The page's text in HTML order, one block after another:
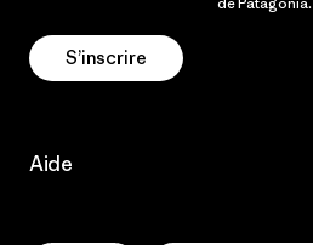
S’inscrire
Aide